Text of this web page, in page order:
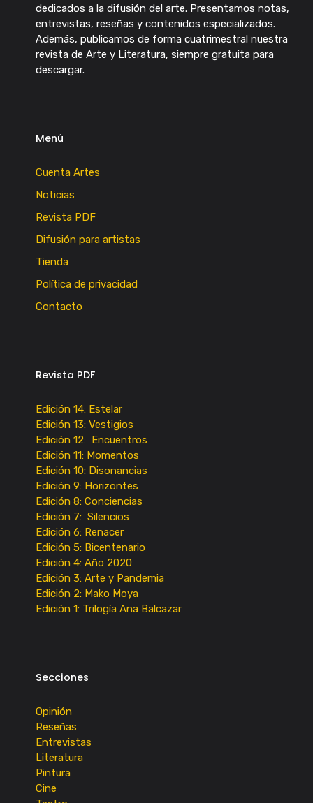
dedicados a la difusión del arte. Presentamos notas,
entrevistas, reseñas y contenidos especializados.
Además, publicamos de forma cuatrimestral nuestra
revista de Arte y Literatura, siempre gratuita para
descargar.
Menú
Cuenta Artes
Noticias
Revista PDF
Difusión para artistas
Tienda
Política de privacidad
Contacto
Revista PDF
Edición 14: Estelar
Edición 13: Vestigios
Edición 12: Encuentros
Edición 11: Momentos
Edición 10: Disonancias
Edición 9: Horizontes
Edición 8: Conciencias
Edición 7: Silencios
Edición 6: Renacer
Edición 5: Bicentenario
Edición 4: Año 2020
Edición 3: Arte y Pandemia
Edición 2: Mako Moya
Edición 1: Trilogía Ana Balcazar
Secciones
Opinión
Reseñas
Entrevistas
Literatura
Pintura
Cine